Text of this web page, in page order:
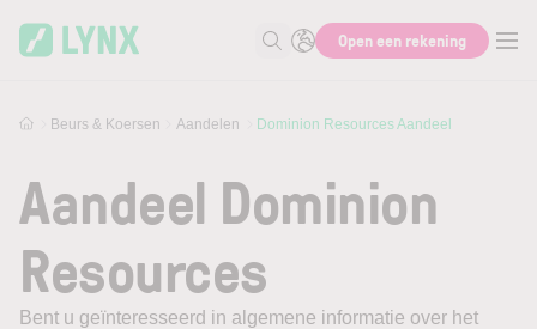
Zoek naar informatie
Open een rekening
Beurs & Koersen Aandelen Dominion Resources Aandeel
Aandeel Dominion
Resources
Bent u geïnteresseerd in algemene informatie over het